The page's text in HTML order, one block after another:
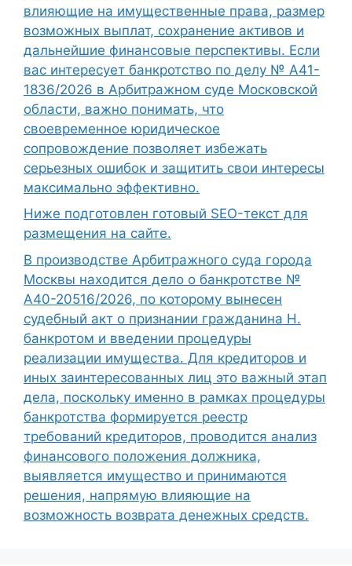
влияющие на имущественные права, размер
возможных выплат, сохранение активов и
дальнейшие финансовые перспективы. Если
вас интересует банкротство по делу № А41-
1836/2026 в Арбитражном суде Московской
области, важно понимать, что
своевременное юридическое
сопровождение позволяет избежать
серьезных ошибок и защитить свои интересы
максимально эффективно.
Ниже подготовлен готовый SEO-текст для
размещения на сайте.
В производстве Арбитражного суда города
Москвы находится дело о банкротстве №
А40-20516/2026, по которому вынесен
судебный акт о признании гражданина Н.
банкротом и введении процедуры
реализации имущества. Для кредиторов и
иных заинтересованных лиц это важный этап
дела, поскольку именно в рамках процедуры
банкротства формируется реестр
требований кредиторов, проводится анализ
финансового положения должника,
выявляется имущество и принимаются
решения, напрямую влияющие на
возможность возврата денежных средств.